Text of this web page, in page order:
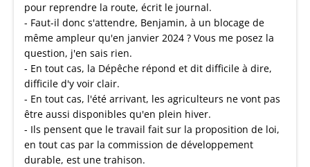
pour reprendre la route, écrit le journal.
- Faut-il donc s'attendre, Benjamin, à un blocage de
même ampleur qu'en janvier 2024 ? Vous me posez la
question, j'en sais rien.
- En tout cas, la Dépêche répond et dit difficile à dire,
difficile d'y voir clair.
- En tout cas, l'été arrivant, les agriculteurs ne vont pas
être aussi disponibles qu'en plein hiver.
- Ils pensent que le travail fait sur la proposition de loi,
en tout cas par la commission de développement
durable, est une trahison.